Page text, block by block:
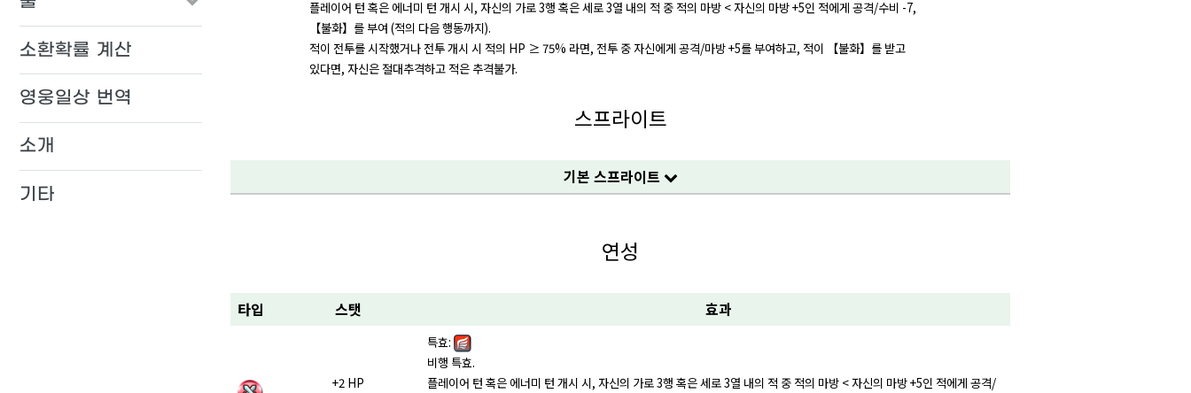
소환확률 계산
영웅일상 번역
소개
기타
플레이어 턴 혹은 에너미 턴 개시 시, 자신의 가로 3행 혹은 세로 3열 내의 적 중 적의 마방 < 자신의 마방 +5인 적에게 공격/수비 -7,
【불화】를 부여 (적의 다음 행동까지).
적이 전투를 시작했거나 전투 개시 시 적의 HP ≥ 75% 라면, 전투 중 자신에게 공격/마방 +5를 부여하고, 적이 【불화】를 받고
있다면, 자신은 절대추격하고 적은 추격불가.
스프라이트
기본 스프라이트
연성
타입 스탯 효과
+2 HP
특효:
비행 특효.
플레이어 턴 혹은 에너미 턴 개시 시, 자신의 가로 3행 혹은 세로 3열 내의 적 중 적의 마방 < 자신의 마방 +5인 적에게 공격/